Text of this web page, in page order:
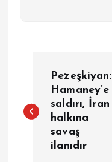
z
Pezeşkiyan:
Hamaney’e
saldırı, İran
halkına
savaş
ilanıdır